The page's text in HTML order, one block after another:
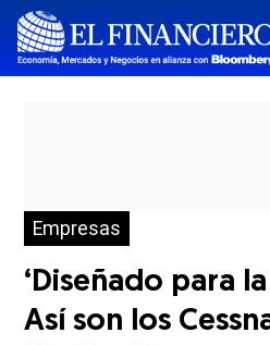
Empresas
‘Diseñado para
Así son los